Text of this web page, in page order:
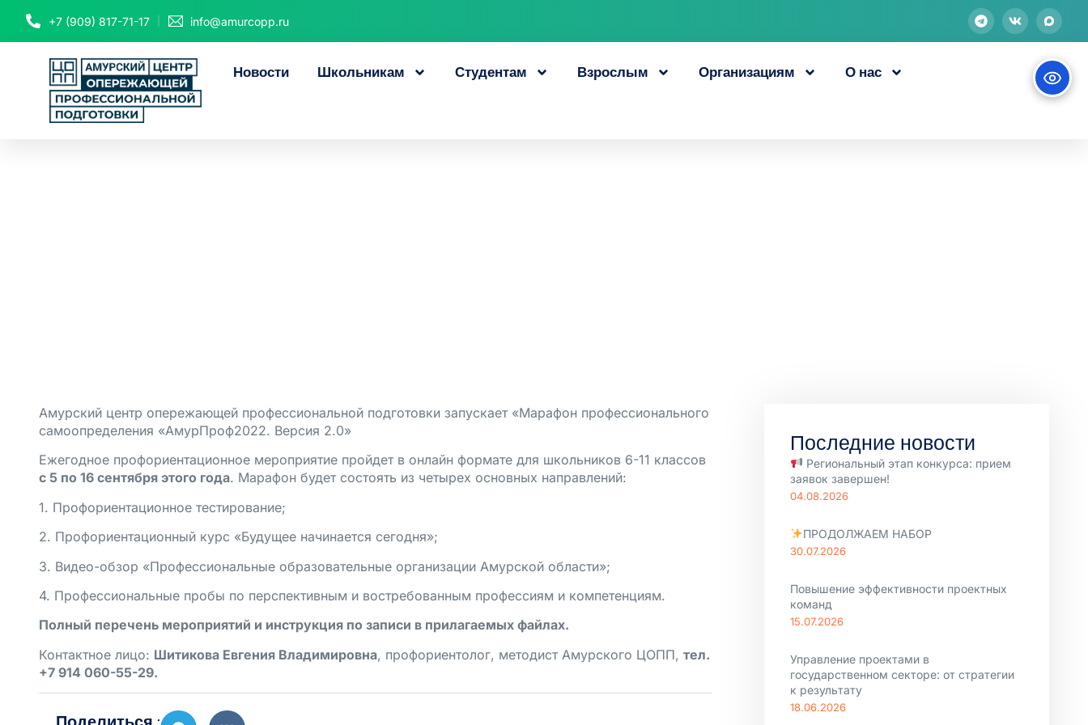
+7 (909) 817-71-17 info@amurcopp.ru
Новости Школьникам Студентам Взрослым Организациям О нас
Амурский центр опережающей профессиональной подготовки запускает «Марафон профессионального
самоопределения «АмурПроф2022. Версия 2.0»
Ежегодное профориентационное мероприятие пройдет в онлайн формате для школьников 6-11 классов
с 5 по 16 сентября этого года. Марафон будет состоять из четырех основных направлений:
1. Профориентационное тестирование;
2. Профориентационный курс «Будущее начинается сегодня»;
3. Видео-обзор «Профессиональные образовательные организации Амурской области»;
4. Профессиональные пробы по перспективным и востребованным профессиям и компетенциям.
Полный перечень мероприятий и инструкция по записи в прилагаемых файлах.
Контактное лицо: Шитикова Евгения Владимировна, профориентолог, методист Амурского ЦОПП, тел.
+7 914 060-55-29.
Последние новости
Региональный этап конкурса: прием
заявок завершен!
04.08.2026
ПРОДОЛЖАЕМ НАБОР
30.07.2026
Повышение эффективности проектных
команд
15.07.2026
Управление проектами в
государственном секторе: от стратегии
к результату
18.06.2026